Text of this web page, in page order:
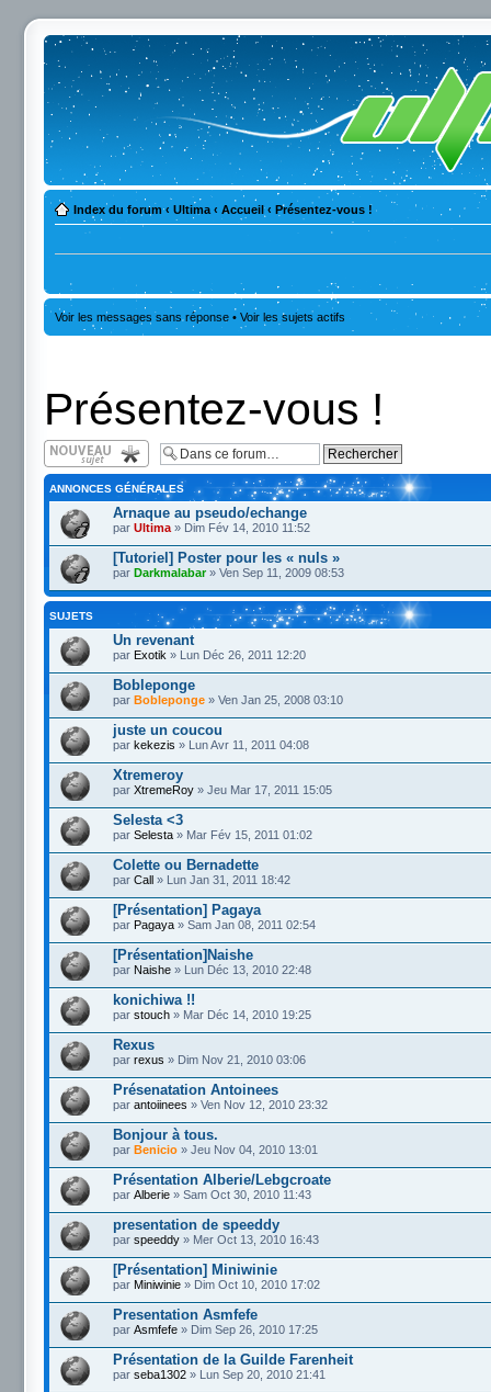
Index du forum ‹ Ultima ‹ Accueil ‹ Présentez-vous !
Voir les messages sans réponse • Voir les sujets actifs
Présentez-vous !
Écrire un nouveau
sujet
ANNONCES GÉNÉRALES
Arnaque au pseudo/echange
par Ultima » Dim Fév 14, 2010 11:52
[Tutoriel] Poster pour les « nuls »
par Darkmalabar» Ven Sep 11, 2009 08:53
SUJETS
Un revenant
par Exotik » Lun Déc 26, 2011 12:20
Bobleponge
par Bobleponge » Ven Jan 25, 2008 03:10
juste un coucou
par kekezis » Lun Avr 11, 2011 04:08
Xtremeroy
par XtremeRoy » Jeu Mar 17, 2011 15:05
Selesta <3
par Selesta » Mar Fév 15, 2011 01:02
Colette ou Bernadette
par Call » Lun Jan 31, 2011 18:42
[Présentation] Pagaya
par Pagaya » Sam Jan 08, 2011 02:54
[Présentation]Naishe
par Naishe » Lun Déc 13, 2010 22:48
konichiwa !!
par stouch » Mar Déc 14, 2010 19:25
Rexus
par rexus » Dim Nov 21, 2010 03:06
Présenatation Antoinees
par antoiinees » Ven Nov 12, 2010 23:32
Bonjour à tous.
par Benicio » Jeu Nov 04, 2010 13:01
Présentation Alberie/Lebgcroate
par Alberie » Sam Oct 30, 2010 11:43
presentation de speeddy
par speeddy » Mer Oct 13, 2010 16:43
[Présentation] Miniwinie
par Miniwinie » Dim Oct 10, 2010 17:02
Presentation Asmfefe
par Asmfefe » Dim Sep 26, 2010 17:25
Présentation de la Guilde Farenheit
par seba1302 » Lun Sep 20, 2010 21:41